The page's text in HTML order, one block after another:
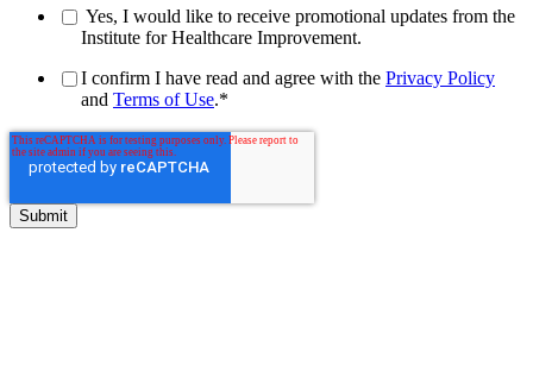
Yes, I would like to receive promotional updates from the
Institute for Healthcare Improvement.
I confirm I have read and agree with the Privacy Policy
and Terms of Use.*